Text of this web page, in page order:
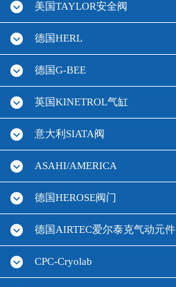
美国TAYLOR安全阀
德国HERL
德国G-BEE
英国KINETROL气缸
意大利SIATA阀
ASAHI/AMERICA
德国HEROSE阀门
德国AIRTEC爱尔泰克气动元件
CPC-Cryolab